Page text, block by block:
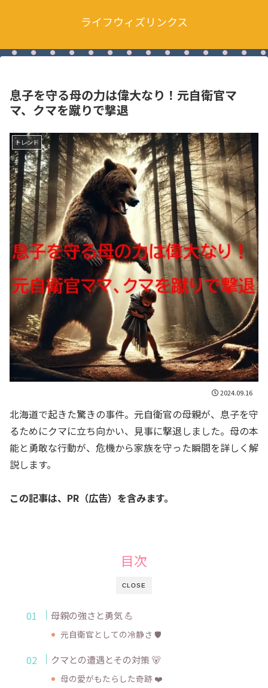
ライフウィズリンクス
息子を守る母の力は偉大なり！元自衛官マ
マ、クマを蹴りで撃退
トレンド
2024.09.16
北海道で起きた驚きの事件。元自衛官の母親が、息子を守
るためにクマに立ち向かい、見事に撃退しました。母の本
能と勇敢な行動が、危機から家族を守った瞬間を詳しく解
説します。
この記事は、PR（広告）を含みます。
CLOSE
目次
母親の強さと勇気 💪
元自衛官としての冷静さ 🛡️
クマとの遭遇とその対策 🐻
母の愛がもたらした奇跡 ❤️